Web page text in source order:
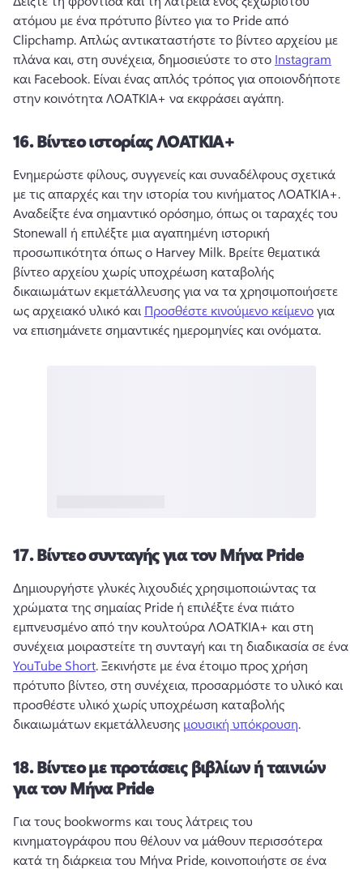
ατόμου με ένα πρότυπο βίντεο για το Pride από
Clipchamp. Απλώς αντικαταστήστε το βίντεο αρχείου με
πλάνα και, στη συνέχεια, δημοσιεύστε το στο Instagram
και Facebook. Είναι ένας απλός τρόπος για οποιονδήποτε
στην κοινότητα ΛΟΑΤΚΙΑ+ να εκφράσει αγάπη.
16.Βίντεο ιστορίας ΛΟΑΤΚΙΑ+
Ενημερώστε φίλους, συγγενείς και συναδέλφους σχετικά
Αναδείξτε ένα σημαντικό ορόσημο, όπως οι ταραχές του
Stonewall ή επιλέξτε μια αγαπημένη ιστορική
προσωπικότητα όπως ο Harvey Milk. Βρείτε θεματικά
βίντεο αρχείου χωρίς υποχρέωση καταβολής
δικαιωμάτων εκμετάλλευσης για να τα χρησιμοποιήσετε
ως αρχειακό υλικό και Προσθέστε κινούμενο κείμενο για
να επισημάνετε σημαντικές ημερομηνίες και ονόματα.
17.Βίντεο συνταγής για τον Μήνα Pride
Δημιουργήστε γλυκές λιχουδιές χρησιμοποιώντας τα
χρώματα της σημαίας Pride ή επιλέξτε ένα πιάτο
εμπνευσμένο από την κουλτούρα ΛΟΑΤΚΙΑ+ και στη
YouTube Short. Ξεκινήστε με ένα έτοιμο προς χρήση
πρότυπο βίντεο, στη συνέχεια, προσαρμόστε το υλικό και
προσθέστε υλικό χωρίς υποχρέωση καταβολής
δικαιωμάτων εκμετάλλευσης μουσική υπόκρουση.
18.Βίντεο με προτάσεις βιβλίων ή ταινιών
για τον Μήνα Pride
Για τους bookworms και τους λάτρεις του
κινηματογράφου που θέλουν να μάθουν περισσότερα
κατά τη διάρκεια του Μήνα Pride, κοινοποιήστε σε ένα